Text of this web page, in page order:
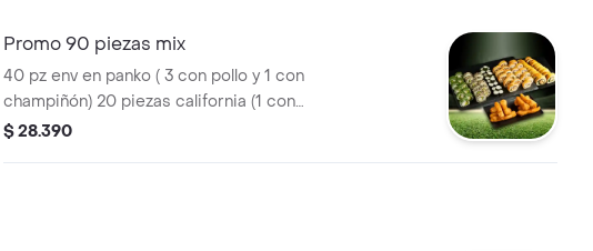
Promo 90 piezas mix
40 pz env en panko ( 3 con pollo y 1 con
champiñón) 20 piezas california (1 con
kanikama y 1 con palmito). 20 piezas
$ 28.390